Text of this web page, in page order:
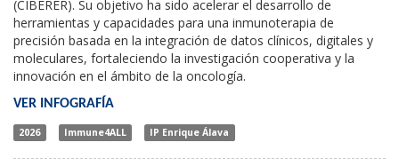
(CIBERER). Su objetivo ha sido acelerar el desarrollo de
herramientas y capacidades para una inmunoterapia de
precisión basada en la integración de datos clínicos, digitales y
moleculares, fortaleciendo la investigación cooperativa y la
innovación en el ámbito de la oncología.
VER INFOGRAFÍA
2026 Immune4ALL IP Enrique Álava